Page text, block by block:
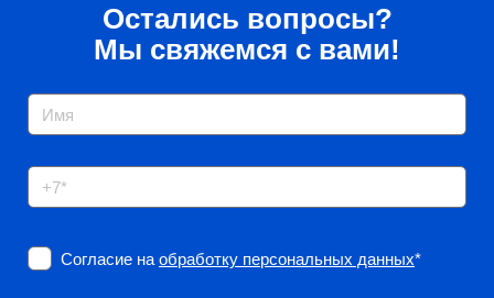
Остались вопросы?
Мы свяжемся с вами!
Согласие на обработку персональных данных*